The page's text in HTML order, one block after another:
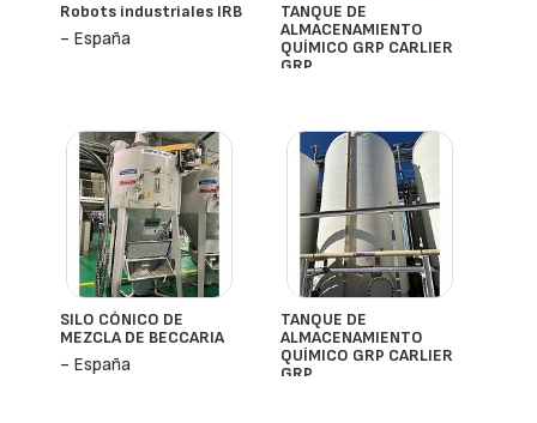
Robots industriales IRB
- España
TANQUE DE
ALMACENAMIENTO
QUÍMICO GRP CARLIER
GRP
SILO CÓNICO DE
MEZCLA DE BECCARIA
- España
TANQUE DE
ALMACENAMIENTO
QUÍMICO GRP CARLIER
GRP